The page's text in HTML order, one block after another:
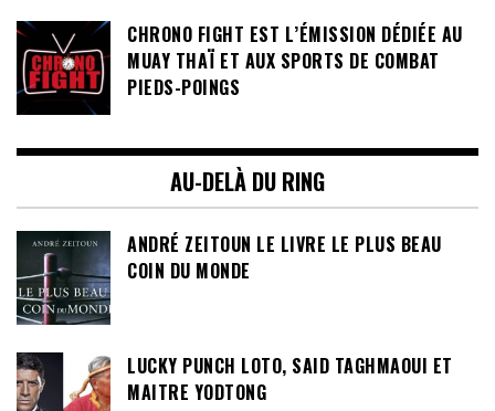
CHRONO FIGHT EST L’ÉMISSION DÉDIÉE AU
MUAY THAÏ ET AUX SPORTS DE COMBAT
PIEDS-POINGS
AU-DELÀ DU RING
ANDRÉ ZEITOUN LE LIVRE LE PLUS BEAU
COIN DU MONDE
LUCKY PUNCH LOTO, SAID TAGHMAOUI ET
MAITRE YODTONG